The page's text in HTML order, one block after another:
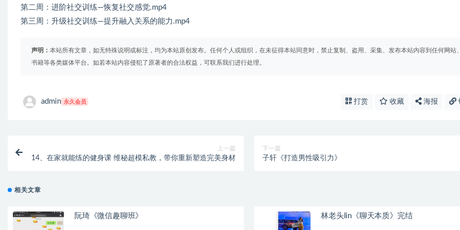
第二周：进阶社交训练—恢复社交感觉.mp4
第三周：升级社交训练—提升融入关系的能力.mp4
声明： 本站所有文章，如无特殊说明或标注，均为本站原创发布。任何个人或组织，在未征得本站同意时，禁止复制、盗用、采集、发布本站内容到任何网站
书籍等各类媒体平台。如若本站内容侵犯了原著者的合法权益，可联系我们进行处理。
admin 永久会员 打赏 收藏 海报
上一篇
14、在家就能练的健身课 维秘超模私教，带你重新塑造完美身材
下一篇
子轩《打造男性吸引力》
相关文章
阮琦《微信趣聊班》 林老头lin《聊天本质》完结